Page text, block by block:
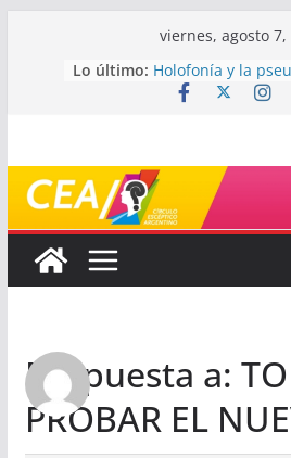
viernes, agosto 7,
Lo último: Holofonía y la
audio
Mayéutica (o cómo
terminar a los
Somos menos
Respuesta a:
PROBAR EL